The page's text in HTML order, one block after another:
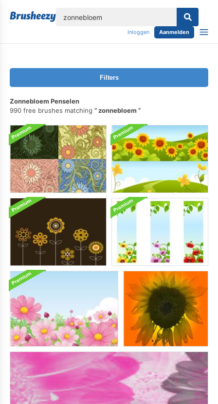
Inloggen Aanmelden
Filters
Zonnebloem Penselen
990 free brushes matching
zonnebloem